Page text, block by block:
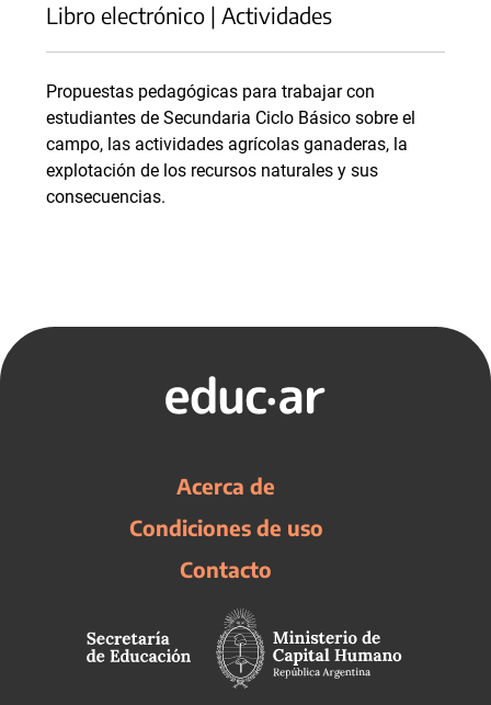
Libro electrónico | Actividades
Propuestas pedagógicas para trabajar con
estudiantes de Secundaria Ciclo Básico sobre el
campo, las actividades agrícolas ganaderas, la
explotación de los recursos naturales y sus
consecuencias.
Acerca de
Condiciones de uso
Contacto